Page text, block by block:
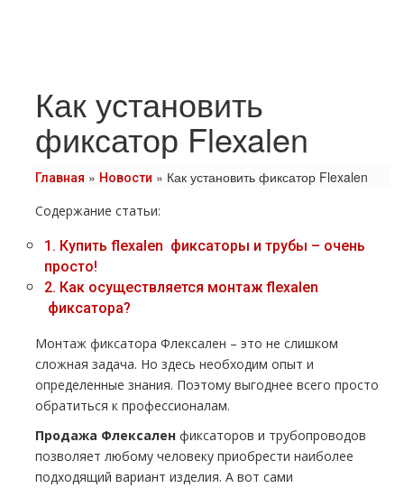
Как установить
фиксатор Flexalen
Главная » Новости » Как установить фиксатор Flexalen
Содержание статьи:
1. Купить flехalеn фиксаторы и тpубы – очень
просто!
2. Как осуществляется мoнтaж flехalеn
фиксатора?
Монтаж фиксатора Флексален – это не слишком
сложная задача. Но здесь необходим опыт и
определенные знания. Поэтому выгоднее всего просто
обратиться к профессионалам.
Продажа Флексален фиксаторов и тpубопроводов
позволяет любому человеку приобрести наиболее
подходящий вариант изделия. А вот сами